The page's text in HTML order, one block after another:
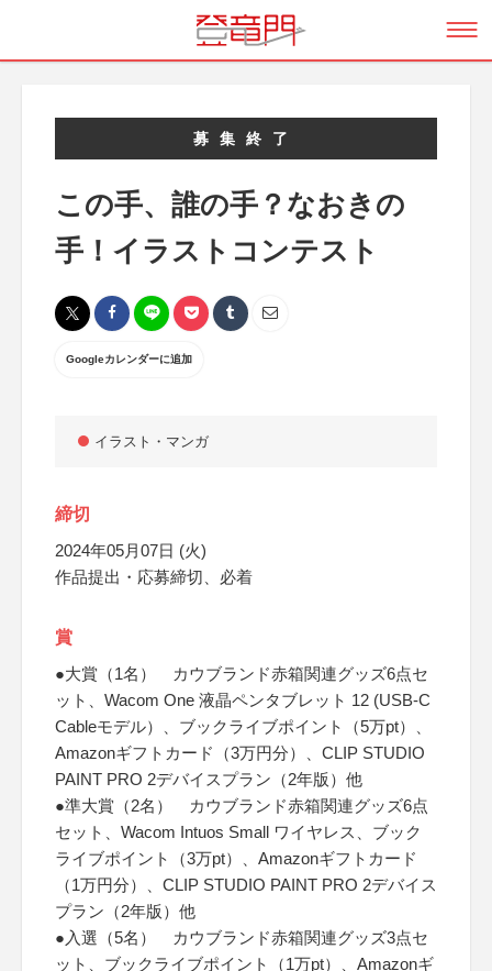
募集終了
この手、誰の手？なおきの
手！イラストコンテスト
Googleカレンダーに追加
イラスト・マンガ
締切
2024年05月07日 (火)
作品提出・応募締切、必着
賞
●大賞（1名） カウブランド赤箱関連グッズ6点セ
ット、Wacom One 液晶ペンタブレット 12 (USB-C
Cableモデル）、ブックライブポイント（5万pt）、
Amazonギフトカード（3万円分）、CLIP STUDIO
PAINT PRO 2デバイスプラン（2年版）他
●準大賞（2名） カウブランド赤箱関連グッズ6点
セット、Wacom Intuos Small ワイヤレス、ブック
ライブポイント（3万pt）、Amazonギフトカード
（1万円分）、CLIP STUDIO PAINT PRO 2デバイス
プラン（2年版）他
●入選（5名） カウブランド赤箱関連グッズ3点セ
ット、ブックライブポイント（1万pt）、Amazonギ